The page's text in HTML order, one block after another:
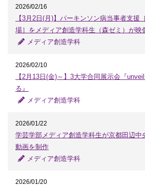
2026/02/16
【3月2日(月)】パーキンソン病当事者支援
場］をメディア創造学科生（森ゼミ）が映
メディア創造学科
2026/02/10
【2月13日(金)～】3大学合同展示会『
る』
メディア創造学科
2026/01/22
学芸学部メディア創造学科生が京都田辺中
動画を制作
メディア創造学科
2026/01/20